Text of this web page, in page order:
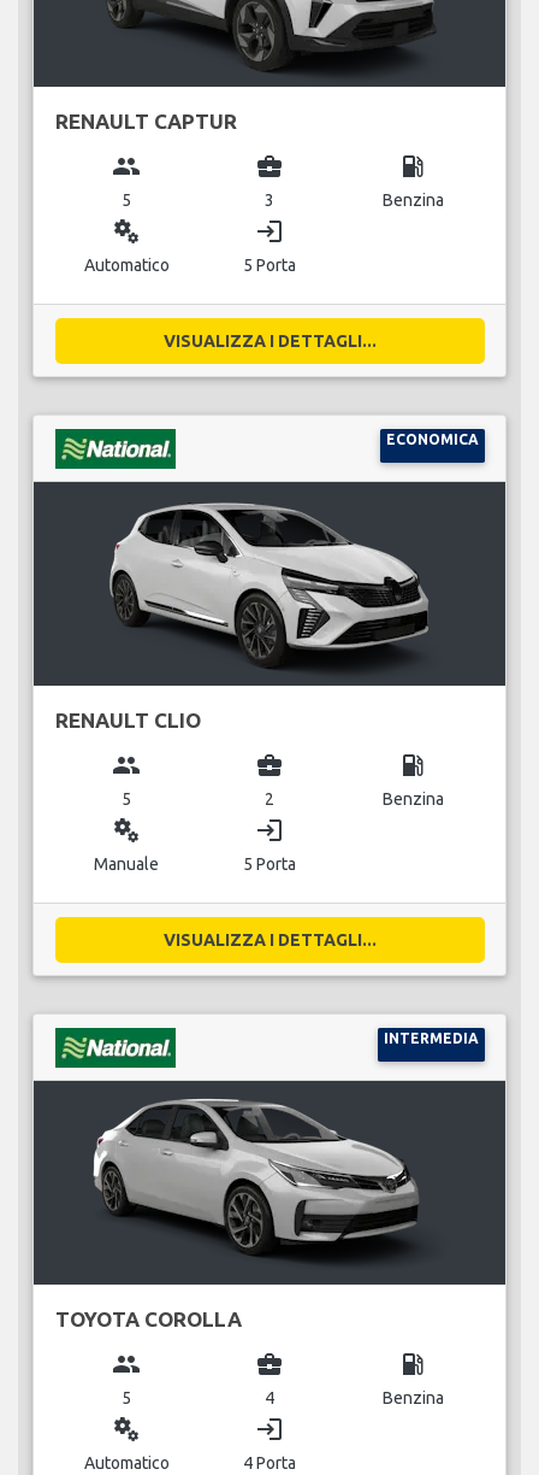
RENAULT CAPTUR
group
5
business_center
3
local_gas_station
Benzina
miscellaneous_services
Automatico
login
5 Porta
VISUALIZZA I DETTAGLI...
ECONOMICA
RENAULT CLIO
group
5
business_center
2
local_gas_station
Benzina
miscellaneous_services
Manuale
login
5 Porta
VISUALIZZA I DETTAGLI...
INTERMEDIA
TOYOTA COROLLA
group
5
business_center
4
local_gas_station
Benzina
miscellaneous_services
Automatico
login
4 Porta